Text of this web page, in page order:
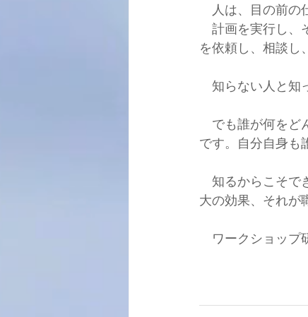
人は、目の前の
計画を実行し、
を依頼し、相談し
知らない人と知
でも誰が何をど
です。自分自身も
知るからこそで
大の効果、それが
ワークショップ